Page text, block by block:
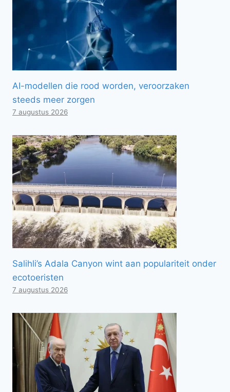
AI-modellen die rood worden, veroorzaken
steeds meer zorgen
7 augustus 2026
Salihli’s Adala Canyon wint aan populariteit onder
ecotoeristen
7 augustus 2026